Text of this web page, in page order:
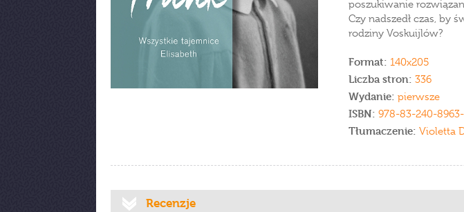
poszukiwanie
Czy nadszedł czas, by
rodziny Voskuijlów?
Format: 140x205
Liczba stron: 336
Wydanie: pierwsze
ISBN: 978-83-240-
Tłumaczenie: Violetta
Recenzje